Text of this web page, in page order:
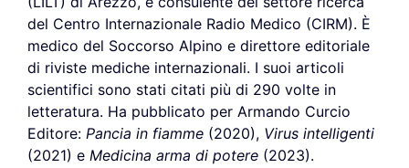
del Centro Internazionale Radio Medico (CIRM). È
medico del Soccorso Alpino e direttore editoriale
di riviste mediche internazionali. I suoi articoli
scientifici sono stati citati più di 290 volte in
letteratura. Ha pubblicato per Armando Curcio
Editore: Pancia in fiamme (2020), Virus intelligenti
(2021) e Medicina arma di potere (2023).